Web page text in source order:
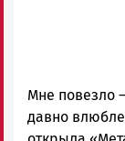
Мне повезло
давно